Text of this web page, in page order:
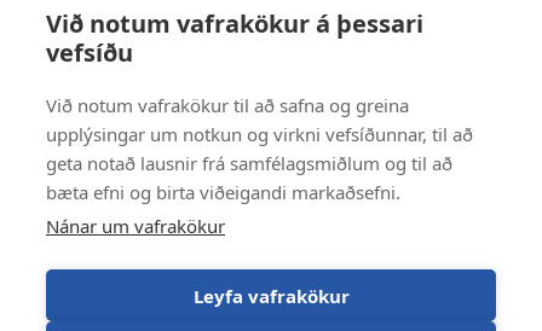
Við notum vafrakökur á þessari
vefsíðu
Við notum vafrakökur til að safna og greina
upplýsingar um notkun og virkni vefsíðunnar, til að
geta notað lausnir frá samfélagsmiðlum og til að
bæta efni og birta viðeigandi markaðsefni.
Nánar um vafrakökur
Leyfa vafrakökur
Strætisvagnar:
Númer 11 stansar við Háaleitisbraut.
Númer 2, 5, 15 og 17 stansa við Suðurlandsbraut.